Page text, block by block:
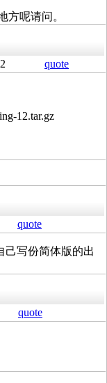
方呢请问。
quote
12.tar.gz
quote
己写份简体版的出
quote